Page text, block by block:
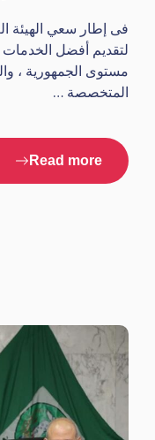
فى إطار سعي الهيئة
لتقديم أفضل الخدمات
مستوى الجمهورية ،
المتخصصة …
Read more